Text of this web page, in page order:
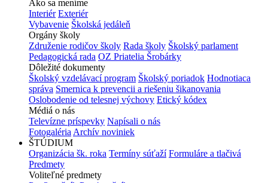
Ako sa meníme
Interiér Exteriér
Vybavenie Školská jedáleň
Orgány školy
Združenie rodičov školy Rada školy Školský parlament
Pedagogická rada OZ Priatelia Šrobárky
Dôležité dokumenty
Školský vzdelávací program Školský poriadok Hodnotiaca
správa Smernica k prevencii a riešeniu šikanovania
Oslobodenie od telesnej výchovy Etický kódex
Médiá o nás
Televízne príspevky Napísali o nás
Fotogaléria Archív noviniek
ŠTÚDIUM
Organizácia šk. roka Termíny súťaží Formuláre a tlačivá
Predmety
Voliteľné predmety